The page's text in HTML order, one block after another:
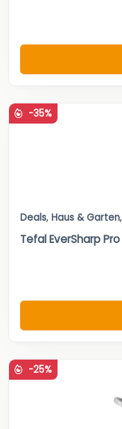
-35%
Deals, Haus & Garten,
Tefal EverSharp Pro
-25%